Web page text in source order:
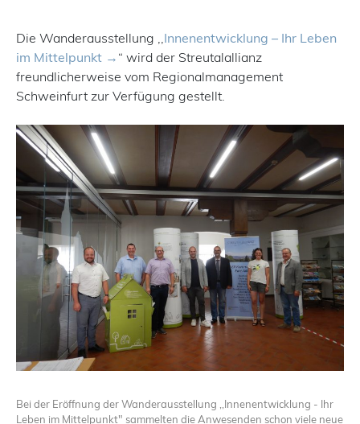
Die Wanderausstellung ,,Innenentwicklung – Ihr Leben
im Mittelpunkt
“ wird der Streutalallianz
freundlicherweise vom Regionalmanagement
Schweinfurt zur Verfügung gestellt.
Bei der Eröffnung der Wanderausstellung ,,Innenentwicklung - Ihr
Leben im Mittelpunkt" sammelten die Anwesenden schon viele neue